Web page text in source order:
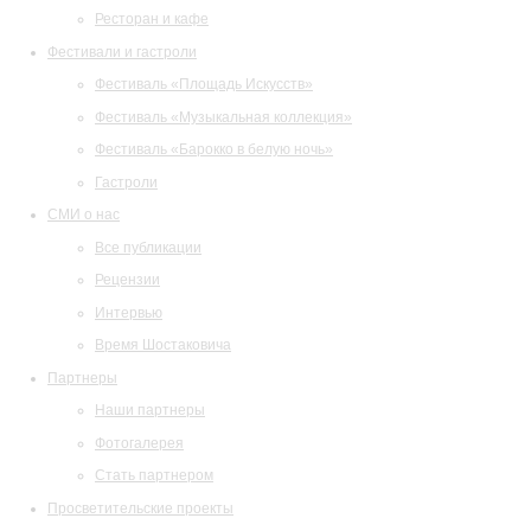
Ресторан и кафе
Фестивали и гастроли
Фестиваль «Площадь Искусств»
Фестиваль «Музыкальная коллекция»
Фестиваль «Барокко в белую ночь»
Гастроли
СМИ о нас
Все публикации
Рецензии
Интервью
Время Шостаковича
Партнеры
Наши партнеры
Фотогалерея
Стать партнером
Просветительские проекты